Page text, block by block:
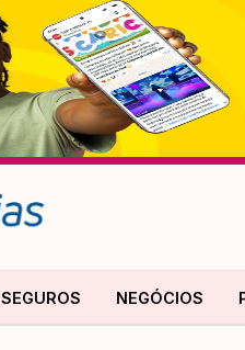
SEGUROS NEGÓCIOS